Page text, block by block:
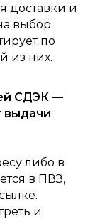
доставки и
выбор
по
из них.
СДЭК —
выдачи
либо в
в ПВЗ,
и